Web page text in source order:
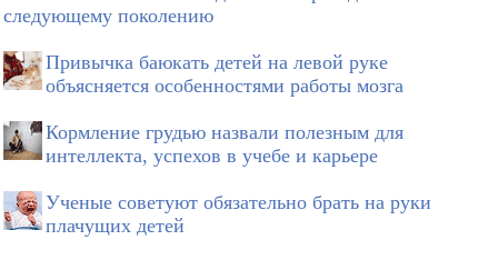
следующему поколению
Привычка баюкать детей на левой руке
объясняется особенностями работы мозга
Кормление грудью назвали полезным для
интеллекта, успехов в учебе и карьере
Ученые советуют обязательно брать на руки
плачущих детей